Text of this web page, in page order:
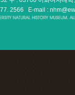
2566
E-mail :